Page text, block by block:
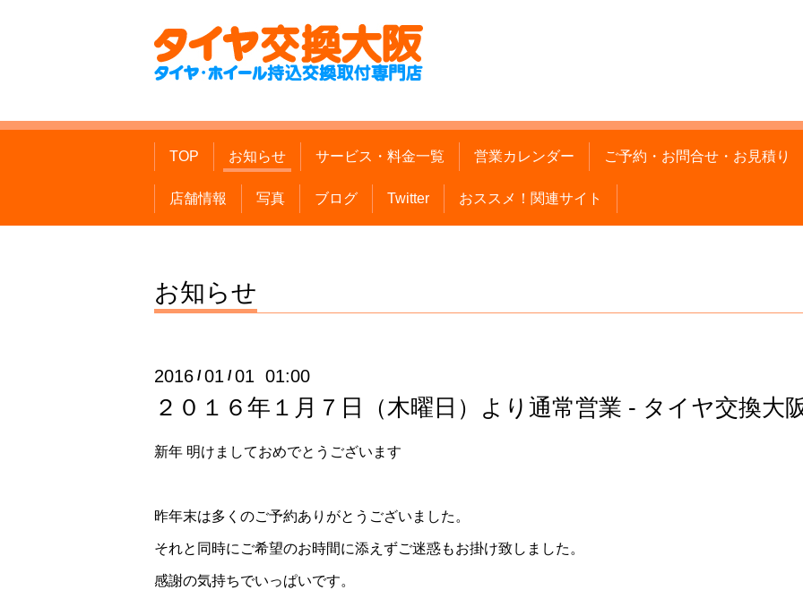
TOP お知らせ サービス・料金一覧 営業カレンダー ご予約・お問合せ・お見積り
店舗情報 写真 ブログ Twitter おススメ！関連サイト
お知らせ
2016 /01 /01 01:00
２０１６年１月７日（木曜日）より通常営業 - タイヤ交換大
新年 明けましておめでとうございます
昨年末は多くのご予約ありがとうございました。
それと同時にご希望のお時間に添えずご迷惑もお掛け致しました。
感謝の気持ちでいっぱいです。